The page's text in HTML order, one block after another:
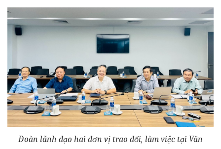
Đoàn lãnh đạo hai đơn vị trao đổi, làm việc tại Văn